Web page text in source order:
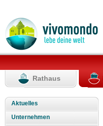
Rathaus
Aktuelles
Unternehmen